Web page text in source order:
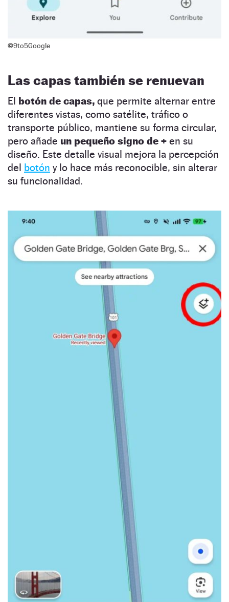
©9to5Google
Las capas también se renuevan
El botón de capas, que permite alternar entre
diferentes vistas, como satélite, tráfico o
transporte público, mantiene su forma circular,
pero añade un pequeño signo de + en su
diseño. Este detalle visual mejora la percepción
del botón y lo hace más reconocible, sin alterar
su funcionalidad.